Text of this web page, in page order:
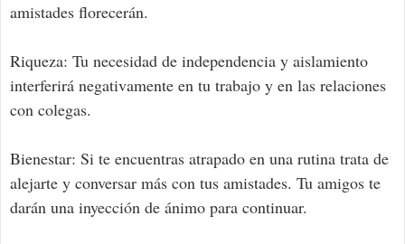
amistades florecerán.
Riqueza: Tu necesidad de independencia y aislamiento
interferirá negativamente en tu trabajo y en las relaciones
con colegas.
Bienestar: Si te encuentras atrapado en una rutina trata de
alejarte y conversar más con tus amistades. Tu amigos te
darán una inyección de ánimo para continuar.